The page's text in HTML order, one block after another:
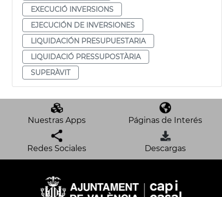
EXECUCIÓ INVERSIONS
EJECUCIÓN DE INVERSIONES
LIQUIDACIÓN PRESUPUESTARIA
LIQUIDACIÓ PRESSUPOSTÀRIA
SUPERÀVIT
Nuestras Apps Páginas de Interés
Redes Sociales Descargas